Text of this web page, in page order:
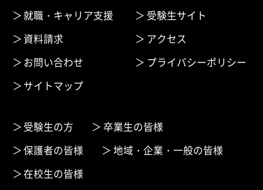
就職・キャリア支援
受験生サイト
資料請求
アクセス
お問い合わせ
プライバシーポリシー
サイトマップ
受験生の方
卒業生の皆様
保護者の皆様
地域・企業・一般の皆様
在校生の皆様